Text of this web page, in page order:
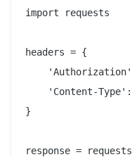
import requests
headers = {
'Content-
}
response =